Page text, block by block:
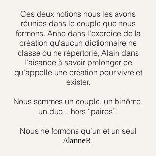
Ces deux notions nous les avons
réunies dans le couple que nous
formons. Anne dans l’exercice de la
création qu’aucun dictionnaire ne
classe ou ne répertorie, Alain dans
l’aisance à savoir prolonger ce
qu’appelle une création pour vivre et
exister.
Nous sommes un couple, un binôme,
un duo... hors “paires”.
Nous ne formons qu’un et un seul
AlanneB.